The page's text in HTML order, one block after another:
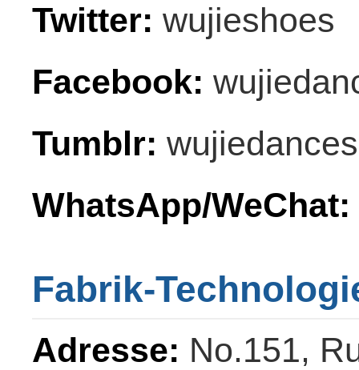
Twitter: wujieshoes
Facebook:
Tumblr:
WhatsApp/WeChat:
Fabrik-
Adresse: No.151,